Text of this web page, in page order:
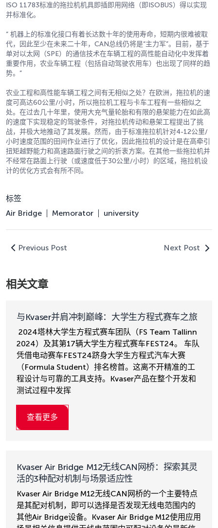
ISO 11783标准的拖拉机机具即插即用网络（即ISOBUS）得以实现
并标准化。
“ 机器上的标准化接口有着长达数十年的使用寿命，短期内很难被取
代，因此至少在未来二十年，CAN总线仍将是“主力军”。目前，基于
单对以太网（SPE）的通信技术在车辆工程的高性能自动化中发挥着
重要作用，农业车辆工程（包括自动驾驶农用车）也出现了同样的趋
势。”
农业工程和高性能车辆工程之间有无相似之处？在欧洲，拖拉机的速
度可高达60公里/小时，所以拖拉机工程与卡车工程有一些相似之
处。在过去几十年里，使用大充气量轮胎和有限的悬架能力在如此高
的速度下实现稳定的驾驶条件，对拖拉机传动和悬架工程提出了挑
战，并极大地推动了其发展。然而，由于标准拖拉机针对4-12公里/
小时速度范围的田间作业进行了优化，因此拖拉机的设计是在高牵引
扭矩越野能力和高速路面行驶之间的折衷方案。在其他一些拖拉机并
不经常在路面上行驶（或速度低于30公里/小时）的区域，拖拉机设
计的优化方式会有所不同。
标签
Air Bridge
Memorator university
Previous Post Next Post
相关文章
与Kvaser并肩冲刺巅峰：大学生方程式赛车之旅
2024塔林大学生方程式赛车团队（FS Team Tallinn
2024）及其第17辆大学生方程式赛车FEST24。 车队
凭借电动赛车FEST24跻身大学生方程式汽车大赛
（Formula Student）排名榜首。这离不开精准的工
程设计与可靠的工具支持。Kvaser产品在整个开发和
测试过程中发挥
查看更多
Kvaser Air Bridge M12无线CAN网桥：探索其灵
活的3种配对机制与场景适应性
Kvaser Air Bridge M12无线CAN网桥的一个主要特点
是其配对机制，即可以选择是否发现无线电范围内的
其他Air Bridge设备。Kvaser Air Bridge M12使用应用